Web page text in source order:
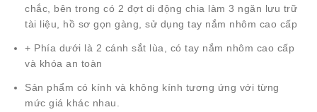
chắc, bên trong có 2 đợt di động chia làm 3 ngăn lưu trữ
tài liệu, hồ sơ gọn gàng, sử dụng tay nắm nhôm cao cấp
+ Phía dưới là 2 cánh sắt lùa, có tay nắm nhôm cao cấp
và khóa an toàn
Sản phẩm có kính và không kính tương ứng với từng
mức giá khác nhau.